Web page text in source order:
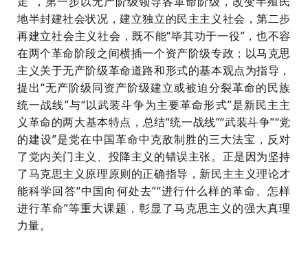
地半封建社会状况，建立独立的民主主义社会，第二步
再建立社会主义社会，既不能“毕其功于一役”，也不容
在两个革命阶段之间横插一个资产阶级专政；以马克思
主义关于无产阶级革命道路和形式的基本观点为指导，
提出“无产阶级同资产阶级建立或被迫分裂革命的民族
统一战线”与“以武装斗争为主要革命形式”是新民主主
义革命的两大基本特点，总结“统一战线”“武装斗争”“党
的建设”是党在中国革命中克敌制胜的三大法宝，反对
了党内关门主义、投降主义的错误主张。正是因为坚持
了马克思主义原理原则的正确指导，新民主主义理论才
能科学回答“中国向何处去”“进行什么样的革命、怎样
进行革命”等重大课题，彰显了马克思主义的强大真理
力量。